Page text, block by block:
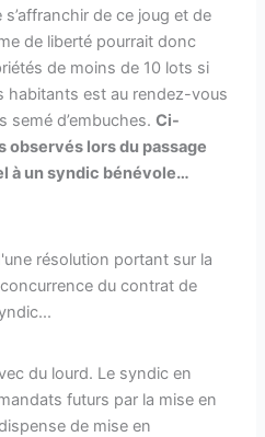
s’affranchir de ce joug et de
de liberté pourrait donc
de moins de 10 lots si
habitants est au rendez-vous
semé d’embuches.Ci-
observés lors du passage
à un syndic bénévole…
résolution portant sur la
du contrat de
du lourd. Le syndic en
futurs par la mise en
de mise en